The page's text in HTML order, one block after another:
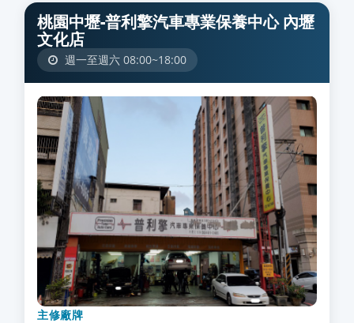
桃園中壢-普利擎汽車專業保養中心 內壢
文化店
週一至週六 08:00~18:00
主修廠牌